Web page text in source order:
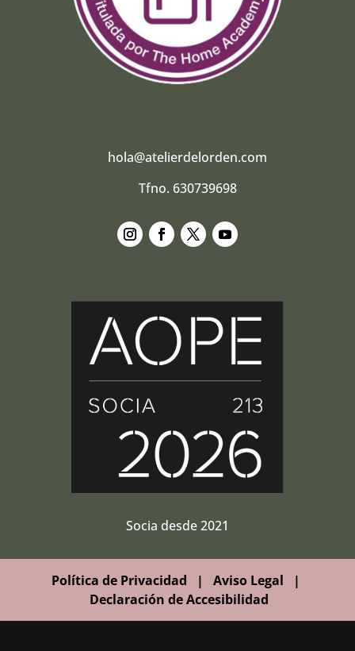
hola@atelierdelorden.com
Tfno. 630739698
Socia desde 2021
Política de Privacidad | Aviso Legal |
Declaración de Accesibilidad